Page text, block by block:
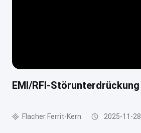
EMI/RFI-Störunterdrückung
Flacher Ferrit-Kern 2025-11-28